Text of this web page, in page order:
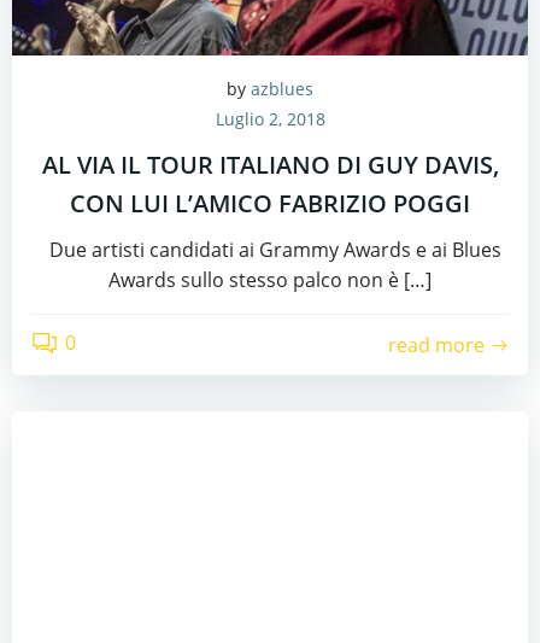
by azblues
Luglio 2, 2018
AL VIA IL TOUR ITALIANO DI GUY DAVIS,
CON LUI L’AMICO FABRIZIO POGGI
Due artisti candidati ai Grammy Awards e ai Blues
Awards sullo stesso palco non è […]
0 read more